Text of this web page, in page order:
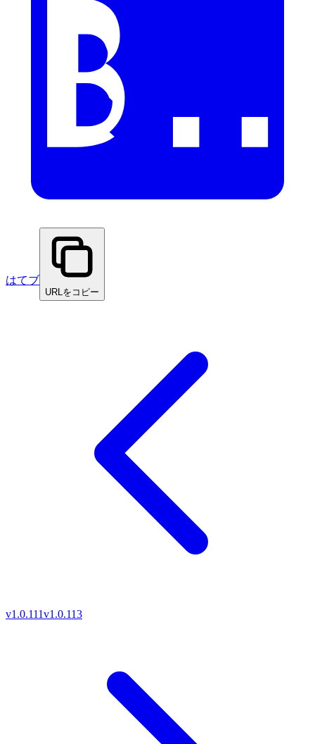
はてブ
URLをコピー
v1.0.111v1.0.113